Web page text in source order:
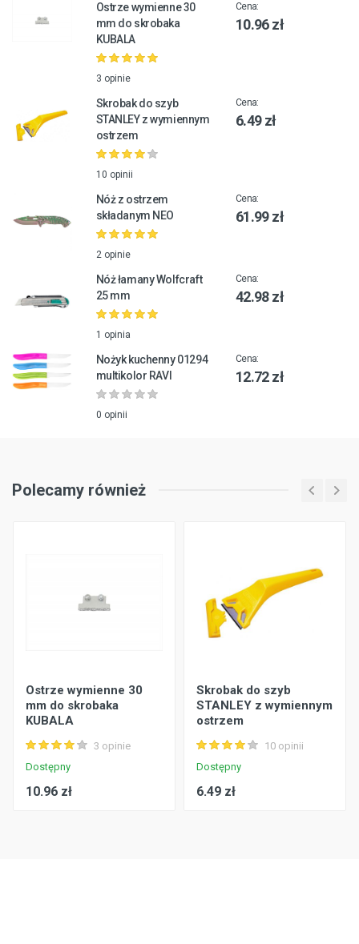
Ostrze wymienne 30
mm do skrobaka
KUBALA
3 opinie
Cena:
10.96 zł
Skrobak do szyb
STANLEY z wymiennym
ostrzem
10 opinii
Cena:
6.49 zł
Nóż z ostrzem
składanym NEO
2 opinie
Cena:
61.99 zł
Nóż łamany Wolfcraft
25 mm
1 opinia
Cena:
42.98 zł
Nożyk kuchenny 01294
multikolor RAVI
0 opinii
Cena:
12.72 zł
Polecamy również
Ostrze wymienne 30
mm do skrobaka
KUBALA
3 opinie
Dostępny
10.96 zł
Skrobak do szyb
STANLEY z wymiennym
ostrzem
10 opinii
Dostępny
6.49 zł